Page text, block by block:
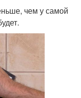
чем у самой